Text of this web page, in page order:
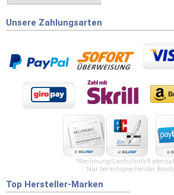
Unsere Zahlungsarten
*Rechnung/Lastschrift/
Nur bei entsprechender
Top Hersteller-Marken